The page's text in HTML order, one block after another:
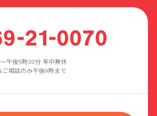
午後5時30分 年中無休
ご相談のみ午後9時まで